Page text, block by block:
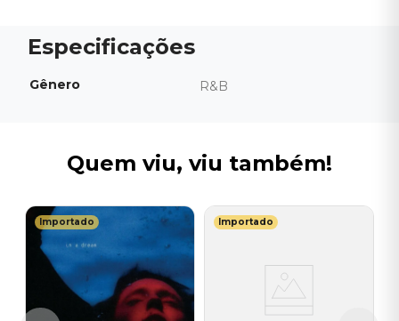
Gênero R&B
Quem viu, viu também!
Importado Importado